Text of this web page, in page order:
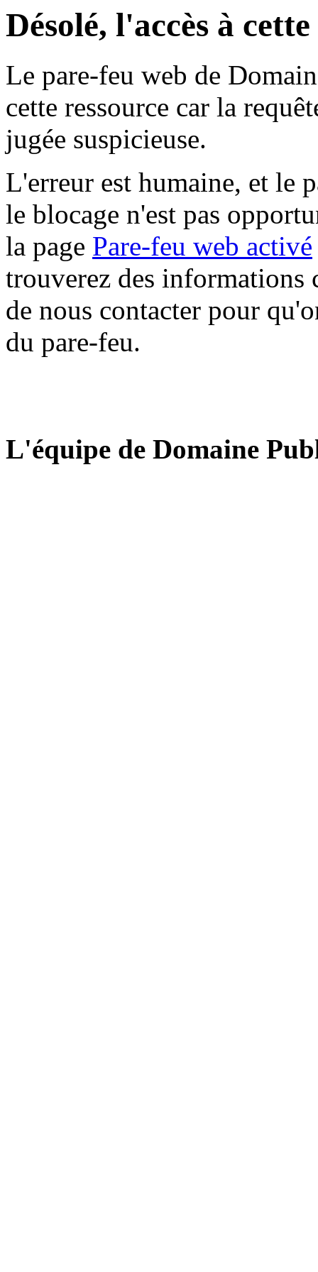
Désolé, l'accès à
Le pare-feu web de
cette ressource car la
jugée suspicieuse.
L'erreur est humaine, et le
le blocage n'est pas
la page Pare-feu web activé
trouverez des informations
de nous contacter pour
du pare-feu.
L'équipe de Domaine